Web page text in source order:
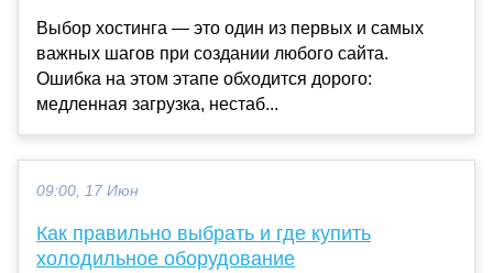
Выбор хостинга — это один из первых и самых
важных шагов при создании любого сайта.
Ошибка на этом этапе обходится дорого:
медленная загрузка, нестаб...
09:00, 17 Июн
Как правильно выбрать и где купить
холодильное оборудование